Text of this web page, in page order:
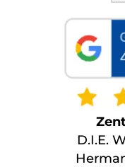
D.I.E.